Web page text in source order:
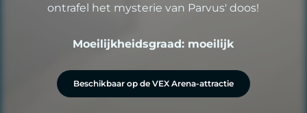
ontrafel het mysterie van Parvus' doos!
Moeilijkheidsgraad: moeilijk
Beschikbaar op de VEX Arena-attractie